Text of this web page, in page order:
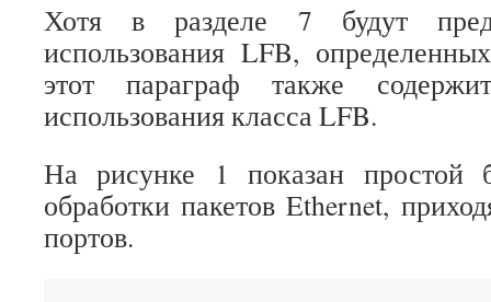
Хотя в разделе 7 будут
использования LFB,
этот параграф также
использования класса LFB.
На рисунке 1 показан простой
обработки пакетов Ethernet,
портов.